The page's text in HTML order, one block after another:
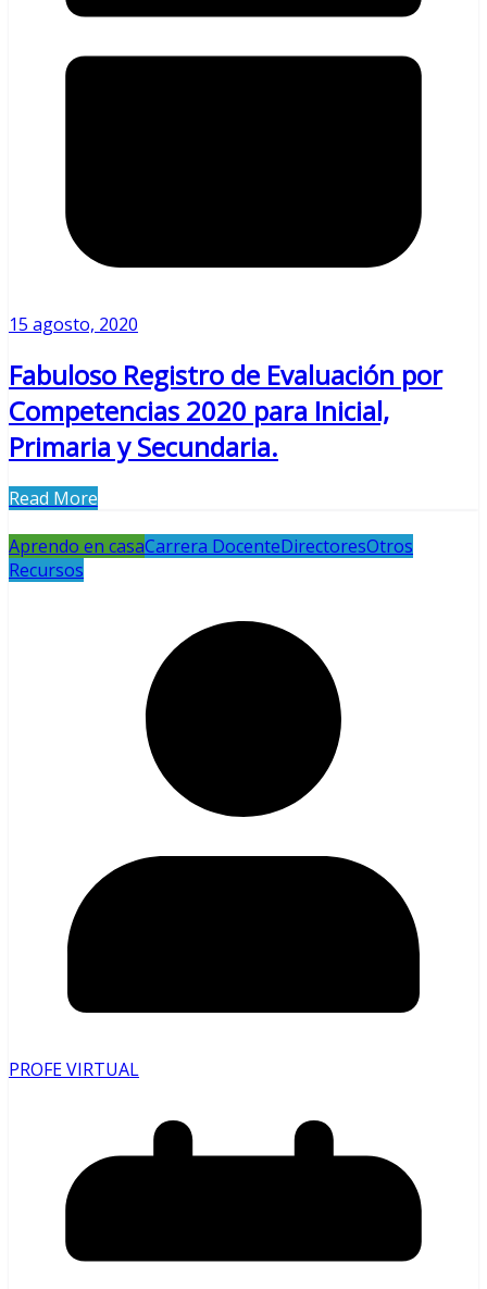
15 agosto, 2020
Fabuloso Registro de Evaluación por
Competencias 2020 para Inicial,
Primaria y Secundaria.
Read More
Aprendo en casaCarrera DocenteDirectoresOtros
Recursos
PROFE VIRTUAL